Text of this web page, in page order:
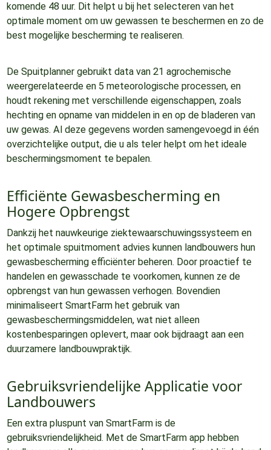
komende 48 uur. Dit helpt u bij het selecteren van het
optimale moment om uw gewassen te beschermen en zo de
best mogelijke bescherming te realiseren.
De Spuitplanner gebruikt data van 21 agrochemische
weergerelateerde en 5 meteorologische processen, en
houdt rekening met verschillende eigenschappen, zoals
hechting en opname van middelen in en op de bladeren van
uw gewas. Al deze gegevens worden samengevoegd in één
overzichtelijke output, die u als teler helpt om het ideale
beschermingsmoment te bepalen.
Efficiënte Gewasbescherming en
Hogere Opbrengst
Dankzij het nauwkeurige ziektewaarschuwingssysteem en
het optimale spuitmoment advies kunnen landbouwers hun
gewasbescherming efficiënter beheren. Door proactief te
handelen en gewasschade te voorkomen, kunnen ze de
opbrengst van hun gewassen verhogen. Bovendien
minimaliseert SmartFarm het gebruik van
gewasbeschermingsmiddelen, wat niet alleen
kostenbesparingen oplevert, maar ook bijdraagt aan een
duurzamere landbouwpraktijk.
Gebruiksvriendelijke Applicatie voor
Landbouwers
Een extra pluspunt van SmartFarm is de
gebruiksvriendelijkheid. Met de SmartFarm app hebben